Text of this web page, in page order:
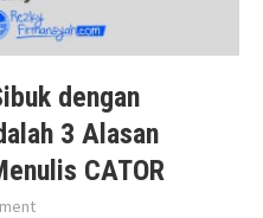
dengan
3 Alasan
CATOR